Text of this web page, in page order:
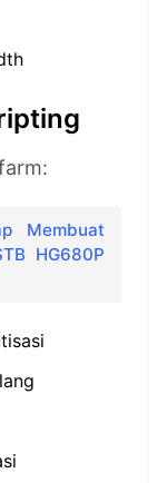
Membuat
HG680P